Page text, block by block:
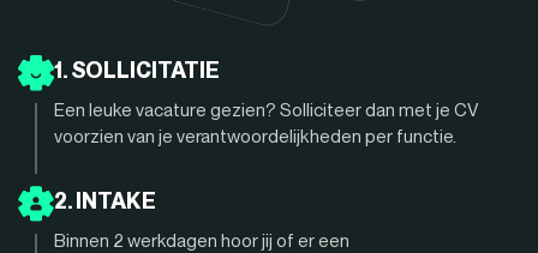
1. SOLLICITATIE
Een leuke vacature gezien? Solliciteer dan met je CV
voorzien van je verantwoordelijkheden per functie.
2. INTAKE
Binnen 2 werkdagen hoor jij of er een